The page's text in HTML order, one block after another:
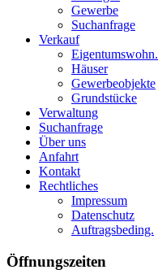
Gewerbe
Suchanfrage
Verkauf
Eigentumswohn.
Häuser
Gewerbeobjekte
Grundstücke
Verwaltung
Suchanfrage
Über uns
Anfahrt
Kontakt
Rechtliches
Impressum
Datenschutz
Auftragsbeding.
Öffnungszeiten